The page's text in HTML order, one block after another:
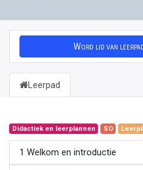
Word lid van
Leerpad
Didactiek en leerplannen SO
1 Welkom en introductie